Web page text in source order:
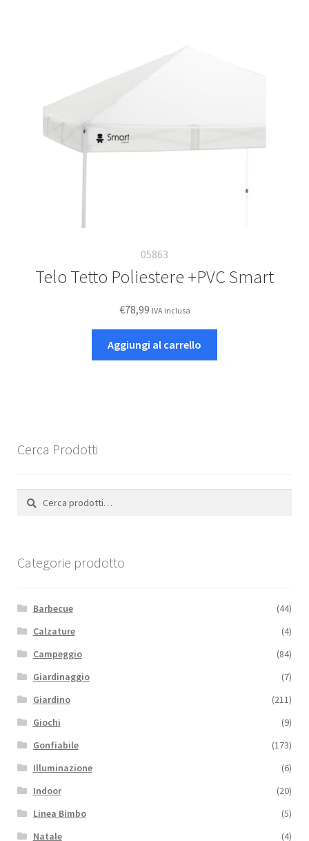
05863
Telo Tetto Poliestere +PVC Smart
€78,99 IVA inclusa
Aggiungi al carrello
Cerca Prodotti
Cerca:
Cerca
Categorie prodotto
Barbecue
(44)
Calzature
(4)
Campeggio
(84)
Giardinaggio
(7)
Giardino
(211)
Giochi
(9)
Gonfiabile
(173)
Illuminazione
(6)
Indoor
(20)
Linea Bimbo
(5)
Natale
(4)